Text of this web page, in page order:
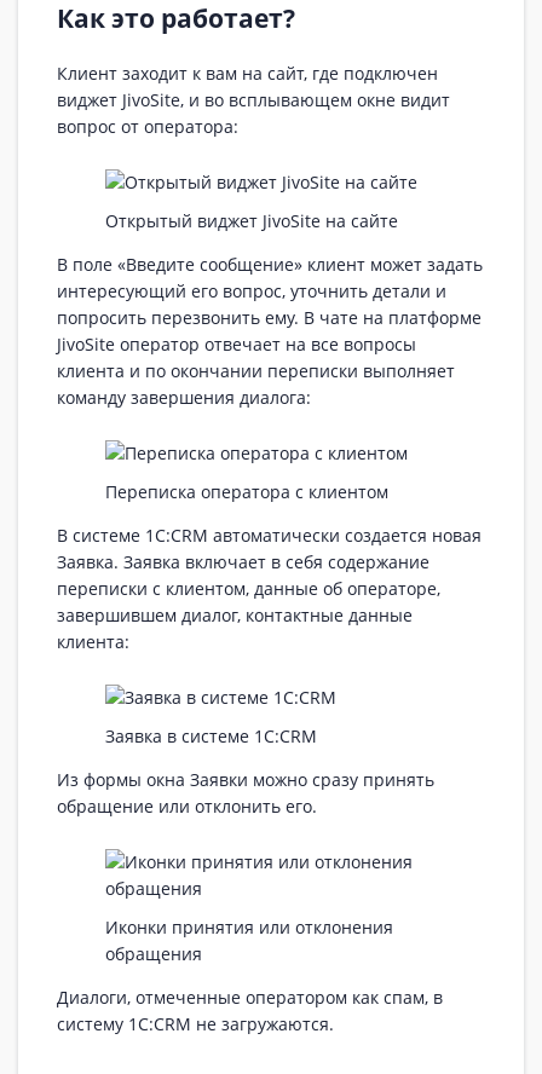
Как это работает?
Клиент заходит к вам на сайт, где подключен
виджет JivoSite, и во всплывающем окне видит
вопрос от оператора:
Открытый виджет JivoSite на сайте
В поле «Введите сообщение» клиент может задать
интересующий его вопрос, уточнить детали и
попросить перезвонить ему. В чате на платформе
JivoSite оператор отвечает на все вопросы
клиента и по окончании переписки выполняет
команду завершения диалога:
Переписка оператора с клиентом
В системе 1С:CRM автоматически создается новая
Заявка. Заявка включает в себя содержание
переписки с клиентом, данные об операторе,
завершившем диалог, контактные данные
клиента:
Заявка в системе 1С:CRM
Из формы окна Заявки можно сразу принять
обращение или отклонить его.
Иконки принятия или отклонения
обращения
Диалоги, отмеченные оператором как спам, в
систему 1С:CRM не загружаются.